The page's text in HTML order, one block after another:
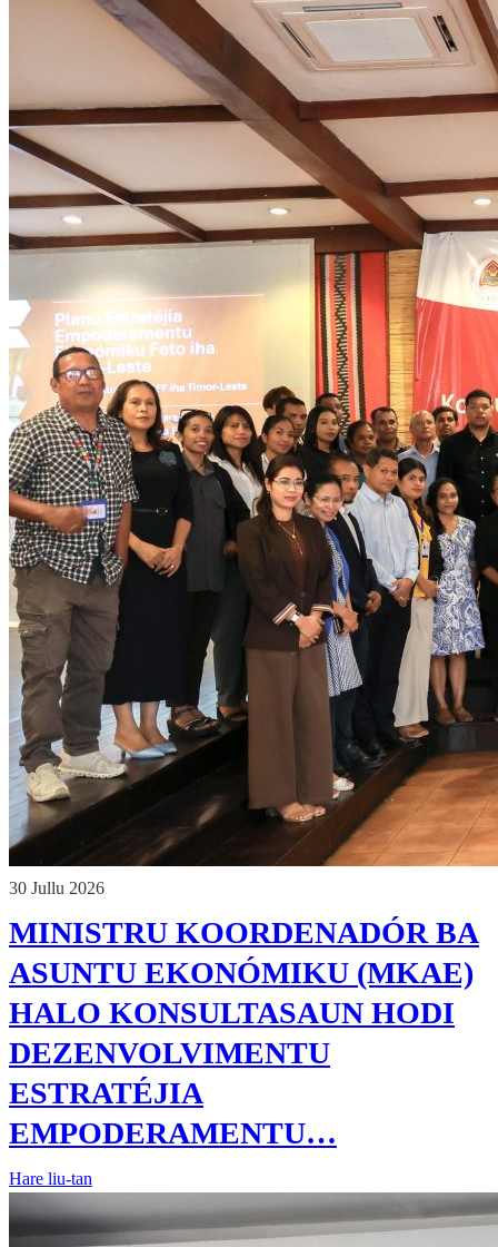
30 Jullu 2026
MINISTRU KOORDENADÓR BA
ASUNTU EKONÓMIKU (MKAE)
HALO KONSULTASAUN HODI
DEZENVOLVIMENTU
ESTRATÉJIA
EMPODERAMENTU…
Hare liu-tan